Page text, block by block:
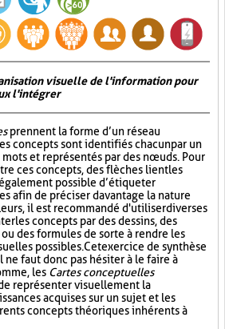
visuelle de l'information pour
l'intégrer
prennent la forme d’un réseau
concepts sont identifiés chacun par un
et représentés par des nœuds. Pour
ces concepts, des flèches lient les
possible d’étiqueter
afin de préciser davantage la nature
il est recommandé d'utiliser diverses
les concepts par des dessins, des
des formules de sorte à rendre les
possibles. Cet exercice de synthèse
ne faut donc pas hésiter à le faire à
les Cartes conceptuelles
représenter visuellement la
acquises sur un sujet et les
concepts théoriques inhérents à